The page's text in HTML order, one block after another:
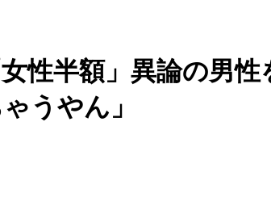
性半額」異論の男性
うやん」